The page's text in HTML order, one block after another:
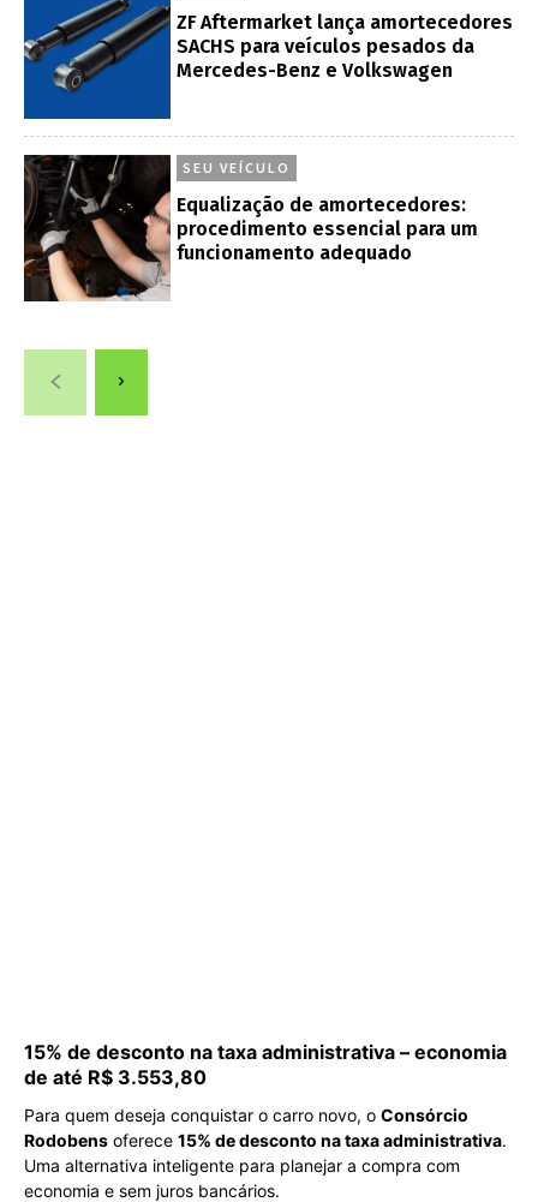
ZF Aftermarket lança amortecedores
SACHS para veículos pesados da
Mercedes-Benz e Volkswagen
SEU VEÍCULO
Equalização de amortecedores:
procedimento essencial para um
funcionamento adequado
15% de desconto na taxa administrativa – economia
de até R$ 3.553,80
Para quem deseja conquistar o carro novo, o Consórcio
Rodobens oferece 15% de desconto na taxa administrativa.
Uma alternativa inteligente para planejar a compra com
economia e sem juros bancários.